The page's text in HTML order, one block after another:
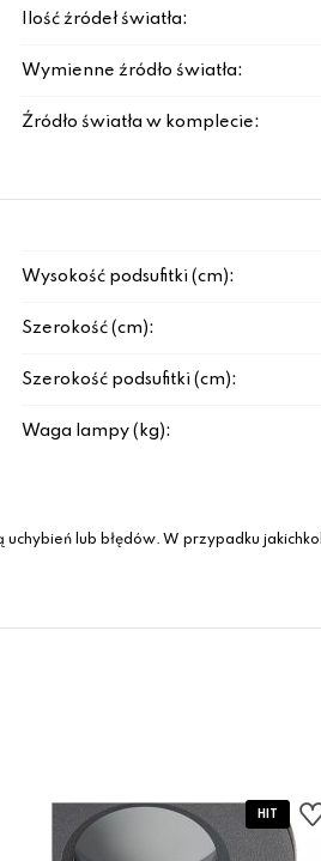
Ilość źródeł światła:
Wymienne źródło światła:
Źródło światła w komplecie:
Wysokość podsufitki (cm):
Szerokość (cm):
Szerokość podsufitki (cm):
Waga lampy (kg):
lub błędów. W przypadku